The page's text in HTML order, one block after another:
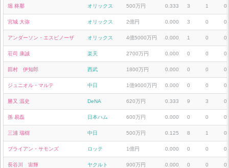
堀 柊那 オリックス 500万円 0.333 3 1 0
宮城 大弥 オリックス 2億円 0.000 3 0 0
アンダーソン・エスピノーザ オリックス 4億5000万円 0.000 1 0 0
荘司 康誠 楽天 2700万円 0.000 0 0 0
田村 伊知郎 西武 1800万円 0.000 0 0 0
ジュニオル・マルテ 中日 1億9000万円 0.000 0 0 0
勝又 温史 DeNA 620万円 0.333 9 3 0
孫 易磊 日本ハム 600万円 0.000 0 0 0
三浦 瑞樹 中日 500万円 0.125 8 1 0
ブライアン・サモンズ ロッテ 1億円 0.000 0 0 0
長谷川 宙輝 ヤクルト 900万円 0.000 0 0 0